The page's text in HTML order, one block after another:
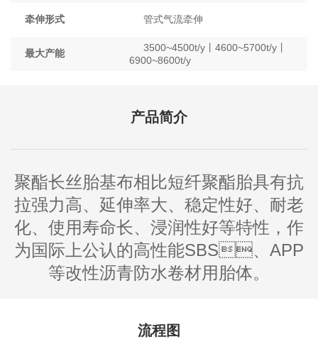
牵伸形式 管式气流牵伸
最大产能
3500~4500t/y丨4600~5700t/y丨
6900~8600t/y
产品简介
聚酯长丝胎基布相比短纤聚酯胎具有抗
拉强力高、延伸率大、稳定性好、耐老
化、使用寿命长、浸润性好等特性，作
为国际上公认的高性能SBS、APP
等改性沥青防水卷材用胎体。
流程图